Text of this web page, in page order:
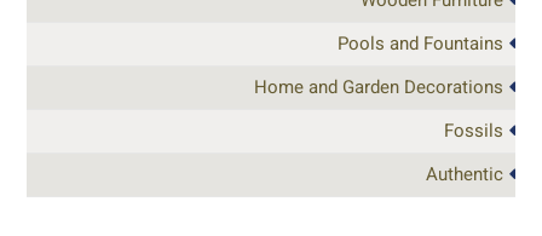
Pools and Fountains
Home and Garden Decorations
Fossils
Authentic